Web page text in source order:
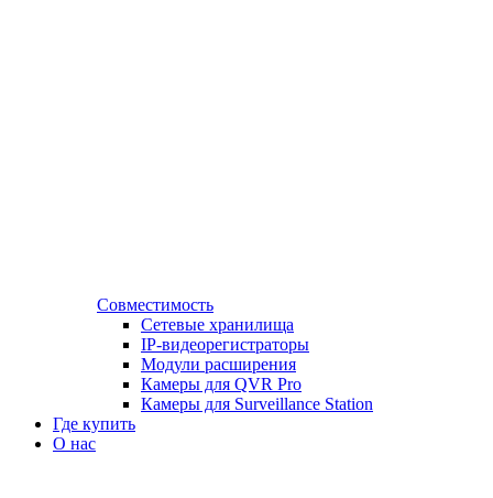
Совместимость
Сетевые хранилища
IP-видеорегистраторы
Модули расширения
Камеры для QVR Pro
Камеры для Surveillance Station
Где купить
О нас